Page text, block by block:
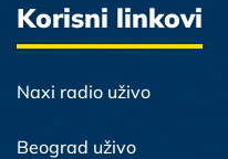
Korisni linkovi
Naxi radio uživo
Beograd uživo